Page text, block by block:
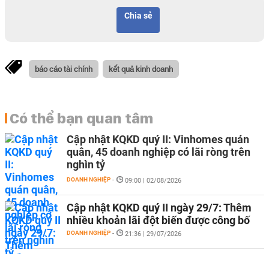
Chia sẻ
báo cáo tài chính kết quả kinh doanh
Có thể bạn quan tâm
Cập nhật KQKD quý II: Vinhomes quán
quân, 45 doanh nghiệp có lãi ròng trên
nghìn tỷ
DOANH NGHIỆP - 09:00 | 02/08/2026
Cập nhật KQKD quý II ngày 29/7: Thêm
nhiều khoản lãi đột biến được công bố
DOANH NGHIỆP - 21:36 | 29/07/2026